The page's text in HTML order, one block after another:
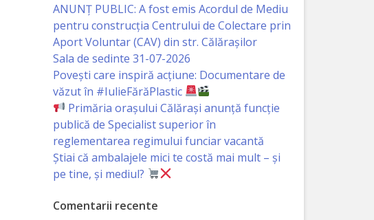
ANUNȚ PUBLIC: A fost emis Acordul de Mediu
pentru construcția Centrului de Colectare prin
Aport Voluntar (CAV) din str. Călărașilor
Sala de sedinte 31-07-2026
Povești care inspiră acțiune: Documentare de
văzut în #IulieFărăPlastic
Primăria orașului Călărași anunță funcție
publică de Specialist superior în
reglementarea regimului funciar vacantă
Știai că ambalajele mici te costă mai mult – și
pe tine, și mediul?
Comentarii recente